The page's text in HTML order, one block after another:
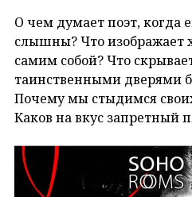
О чем думает поэт, когда
слышны? Что изображает
самим собой? Что
таинственными дверями
Почему мы стыдимся
Каков на вкус запретный